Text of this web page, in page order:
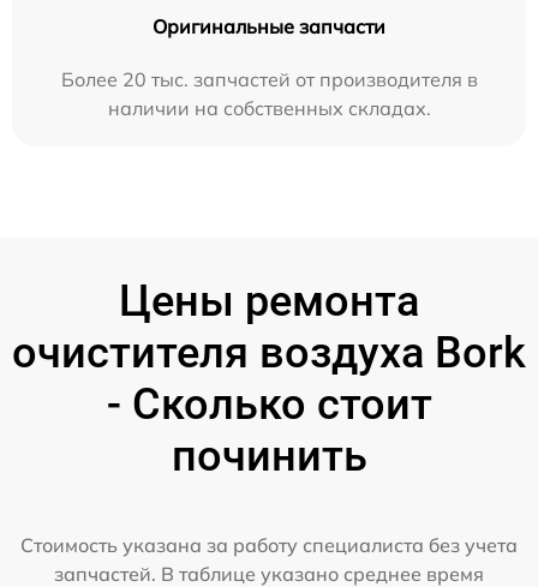
Оригинальные запчасти
Более 20 тыс. запчастей от производителя в
наличии на собственных складах.
Цены ремонта
очистителя воздуха Bork
- Сколько стоит
починить
Стоимость указана за работу специалиста без учета
запчастей. В таблице указано среднее время